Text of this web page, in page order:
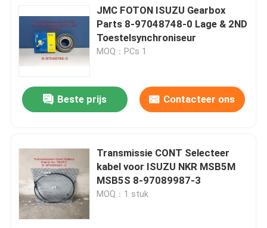
JMC FOTON ISUZU Gearbox
Parts 8-97048748-0 Lage & 2ND
Toestelsynchroniseur
MOQ：PCs 1
Beste prijs Contacteer ons
Transmissie CONT Selecteer
kabel voor ISUZU NKR MSB5M
MSB5S 8-97089987-3
MOQ：1 stuk